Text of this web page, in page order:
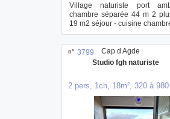
Village naturiste port
chambre séparée 44 m 2
19 m2 séjour - cuisine
n° 3799
Studio fgh naturiste
2 pers, 1ch, 18m², 320 à
Cap d Agde